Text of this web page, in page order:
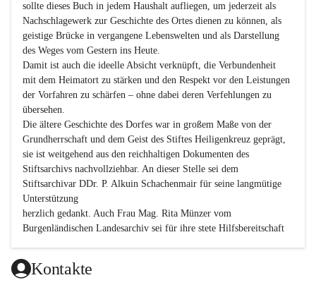
sollte dieses Buch in jedem Haushalt aufliegen, um jederzeit als
Nachschlagewerk zur Geschichte des Ortes dienen zu können, als
geistige Brücke in vergangene Lebenswelten und als Darstellung
des Weges vom Gestern ins Heute.
Damit ist auch die ideelle Absicht verknüpft, die Verbundenheit
mit dem Heimatort zu stärken und den Respekt vor den Leistungen
der Vorfahren zu schärfen – ohne dabei deren Verfehlungen zu
übersehen.
Die ältere Geschichte des Dorfes war in großem Maße von der
Grundherrschaft und dem Geist des Stiftes Heiligenkreuz geprägt,
sie ist weitgehend aus den reichhaltigen Dokumenten des
Stiftsarchivs nachvollziehbar. An dieser Stelle sei dem
Stiftsarchivar DDr. P. Alkuin Schachenmair für seine langmütige
Unterstützung
herzlich gedankt. Auch Frau Mag. Rita Münzer vom
Burgenländischen Landesarchiv sei für ihre stete Hilfsbereitschaft
Dank gilt den Textautoren dieser Chronik, dem kleinen
Redaktionsteam, für die gute Zusammenarbeit.
Kontakte